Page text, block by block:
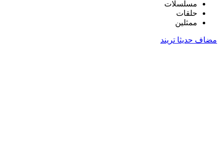
مسلسلات
حلقات
ممثلين
مضاف حديثا تريند